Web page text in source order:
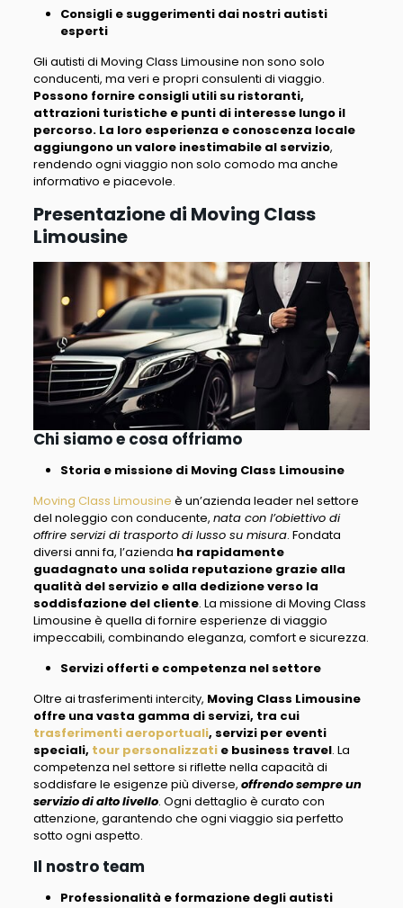
Consigli e suggerimenti dai nostri autisti
esperti
Gli autisti di Moving Class Limousine non sono solo
conducenti, ma veri e propri consulenti di viaggio.
Possono fornire consigli utili su ristoranti,
attrazioni turistiche e punti di interesse lungo il
percorso. La loro esperienza e conoscenza locale
aggiungono un valore inestimabile al servizio,
rendendo ogni viaggio non solo comodo ma anche
informativo e piacevole.
Presentazione di Moving Class
Limousine
Chi siamo e cosa offriamo
Storia e missione di Moving Class Limousine
Moving Class Limousine è un’azienda leader nel settore
del noleggio con conducente, nata con l’obiettivo di
offrire servizi di trasporto di lusso su misura. Fondata
diversi anni fa, l’azienda ha rapidamente
guadagnato una solida reputazione grazie alla
qualità del servizio e alla dedizione verso la
soddisfazione del cliente. La missione di Moving Class
Limousine è quella di fornire esperienze di viaggio
impeccabili, combinando eleganza, comfort e sicurezza.
Servizi offerti e competenza nel settore
Oltre ai trasferimenti intercity, Moving Class Limousine
offre una vasta gamma di servizi, tra cui
trasferimenti aeroportuali, servizi per eventi
speciali, tour personalizzatie business travel. La
competenza nel settore si riflette nella capacità di
soddisfare le esigenze più diverse, offrendo sempre un
servizio di alto livello. Ogni dettaglio è curato con
attenzione, garantendo che ogni viaggio sia perfetto
sotto ogni aspetto.
Il nostro team
Professionalità e formazione degli autisti